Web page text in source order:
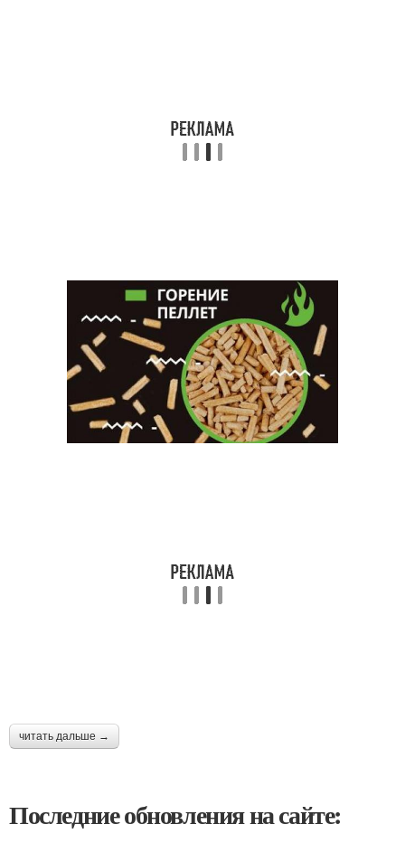
читать дальше →
Последние обновления на сайте: